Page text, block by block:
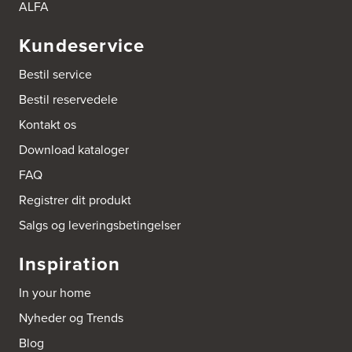
https://hvidtogfrit.dk/forhandler/aktiv-hvidevareservice/
Amager Køkken bad & Garderobe
2770 Kastrup
http://www.amagerkoekken.dk/
Gutenbergvej 1
9510 Arden
Tel.:
http://www.el-salg.dk
Arnum El-service ApS
Vestergade 30
6510 Gram
http://www.el-salg.dk
ALFA
Kundeservice
Bestil service
Bestil reservedele
Kontakt os
Download kataloger
FAQ
Registrer dit produkt
Salgs og leveringsbetingelser
Inspiration
In your home
Nyheder og Trends
Blog